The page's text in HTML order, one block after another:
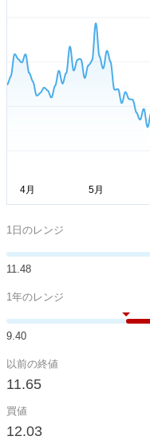
1日のレンジ
11.48
1年のレンジ
9.40
以前の終値
11.65
買値
12.03